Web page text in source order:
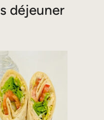
déjeuner